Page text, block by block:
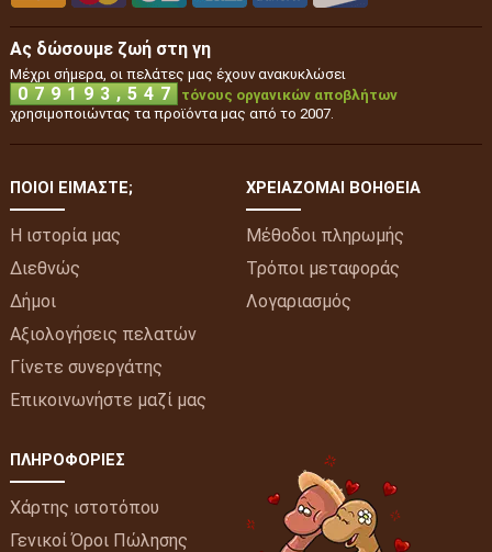
Ας δώσουμε ζωή στη γη
Μέχρι σήμερα, οι πελάτες μας έχουν ανακυκλώσει
0 7 9 1 9 3 , 5 4 7
τόνους οργανικών αποβλήτων
χρησιμοποιώντας τα προϊόντα μας από το 2007.
ΠΟΙΟΙ ΕΊΜΑΣΤΕ;
Η ιστορία μας
Διεθνώς
Δήμοι
Αξιολογήσεις πελατών
Γίνετε συνεργάτης
Επικοινωνήστε μαζί μας
ΧΡΕΙΆΖΟΜΑΙ ΒΟΉΘΕΙΑ
Μέθοδοι πληρωμής
Τρόποι μεταφοράς
Λογαριασμός
ΠΛΗΡΟΦΟΡΊΕΣ
Χάρτης ιστοτόπου
Γενικοί Όροι Πώλησης